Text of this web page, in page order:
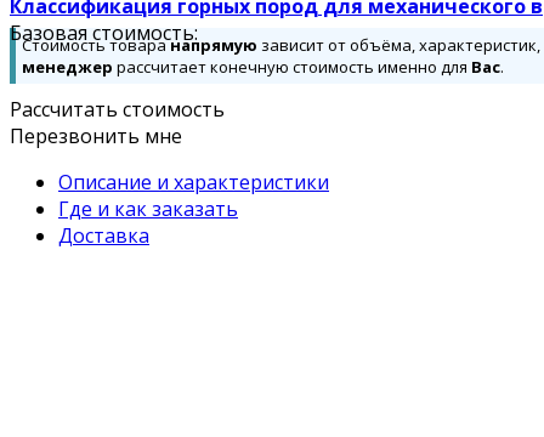
Классификация горных пород для механического
Базовая стоимость:
Стоимость товаранапрямую зависит от объёма,
менеджер рассчитает конечную стоимость именно для Вас.
Рассчитать стоимость
Перезвонить мне
Описание и характеристики
Где и как заказать
Доставка